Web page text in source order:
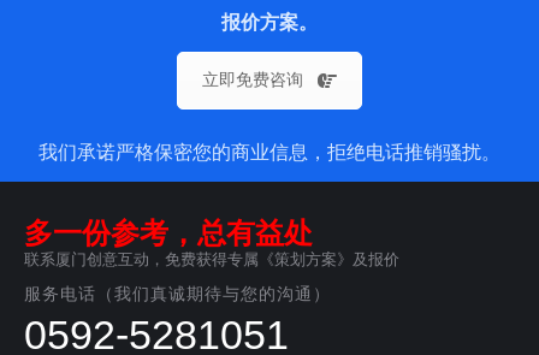
报价方案。
立即免费咨询
我们承诺严格保密您的商业信息，拒绝电话推销骚扰。
多一份参考，总有益处
联系厦门创意互动，免费获得专属《策划方案》及报价
服务电话（我们真诚期待与您的沟通）
0592-5281051